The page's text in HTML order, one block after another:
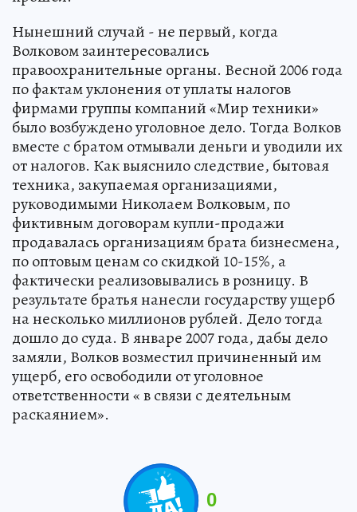
Нынешний случай - не первый, когда
Волковом заинтересовались
правоохранительные органы. Весной 2006 года
по фактам уклонения от уплаты налогов
фирмами группы компаний «Мир техники»
было возбуждено уголовное дело. Тогда Волков
вместе с братом отмывали деньги и уводили их
от налогов. Как выяснило следствие, бытовая
техника, закупаемая организациями,
руководимыми Николаем Волковым, по
фиктивным договорам купли-продажи
продавалась организациям брата бизнесмена,
по оптовым ценам со скидкой 10-15%, а
фактически реализовывались в розницу. В
результате братья нанесли государству ущерб
на несколько миллионов рублей. Дело тогда
дошло до суда. В январе 2007 года, дабы дело
замяли, Волков возместил причиненный им
ущерб, его освободили от уголовное
ответственности « в связи с деятельным
раскаянием».
0